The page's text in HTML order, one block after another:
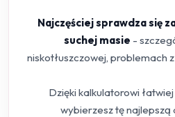
Najczęściej sprawdza się
suchej masie -
niskotłuszczowej, problemach
Dzięki kalkulatorowi
wybierzesz tę najlepszą